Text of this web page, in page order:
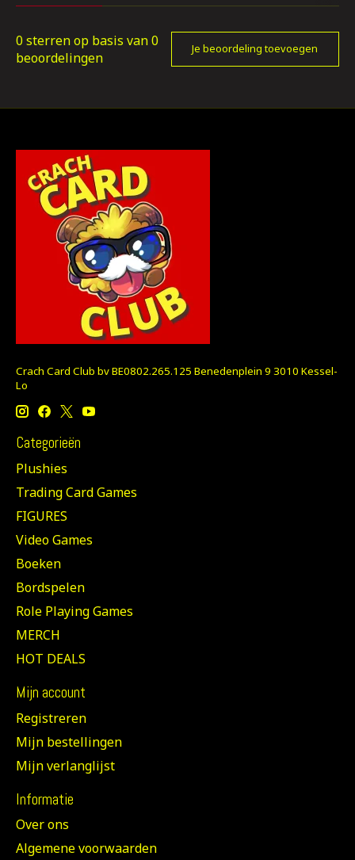
0 sterren op basis van0
beoordelingen
Je beoordeling toevoegen
Crach Card Club bv BE0802.265.125 Benedenplein 9 3010 Kessel-
Lo
Categorieën
Plushies
Trading Card Games
FIGURES
Video Games
Boeken
Bordspelen
Role Playing Games
MERCH
HOT DEALS
Mijn account
Registreren
Mijn bestellingen
Mijn verlanglijst
Informatie
Over ons
Algemene voorwaarden